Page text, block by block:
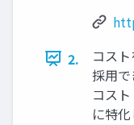
2.
コス
採用
コス
に特